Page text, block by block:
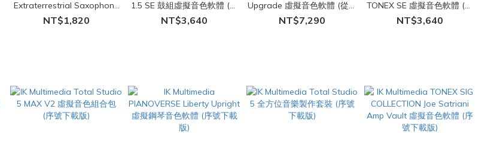
Extraterrestrial Saxophone
薩克斯風虛擬音色軟體 (序號
下載版)
NT$1,820
1.5 SE 鼓組虛擬音色軟體 (序
號下載版)
NT$3,640
Upgrade 虛擬音色軟體 (從舊
版本升級) (序號下載版)
NT$7,290
TONEX SE 虛擬音色軟體 (序
號下載版)
NT$3,640